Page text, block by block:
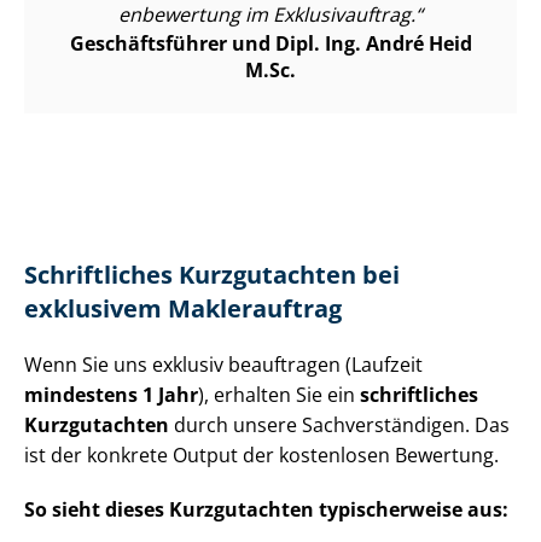
en­be­wer­tung im Exklusivauftrag.
Geschäftsführer und Dipl. Ing. André Heid
M.Sc.
Schriftliches Kurzgutachten bei
exklusivem Maklerauftrag
Wenn Sie uns exklusiv beauftragen (Laufzeit
mindestens 1 Jahr), erhalten Sie ein schriftliches
Kurzgutachten durch unsere Sach­ver­stän­di­gen. Das
ist der konkrete Output der kostenlosen Bewertung.
So sieht dieses Kurzgutachten typischerweise aus: